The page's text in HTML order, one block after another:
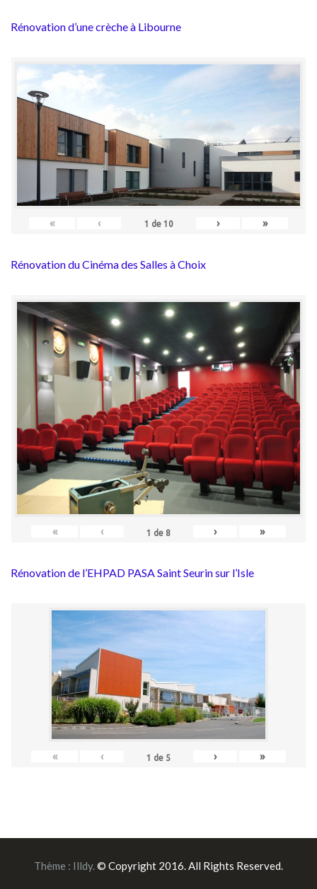
Rénovation d’une crèche à Libourne
« ‹ 1 de 10 › »
Rénovation du Cinéma des Salles à Choix
« ‹ 1 de 8 › »
Rénovation de l’EHPAD PASA Saint Seurin sur l’Isle
« ‹ 1 de 5 › »
Thème : Illdy.© Copyright 2016. All Rights Reserved.